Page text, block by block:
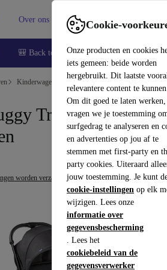
Cookie-
Onze producten en cookies
iets gemeen: beide worden
hergebruikt. Dit laatste
relevantere content te
Om dit goed te laten werken,
vragen we je toestemming
surfgedrag te analyseren en
en advertenties op jou af te
stemmen met first-party en
party cookies. Uiteraard
jouw toestemming. Je kunt
cookie-instellingen op elk
wijzigen. Lees onze
informatie over
gegevensbescherming
. Lees het
cookiebeleid van de
gegevensverwerker
Over ons Verkopen Support
🎒 Back to school Smartphones
Kinderwagens & Buggy's
Trolley Me
worden verzameld)